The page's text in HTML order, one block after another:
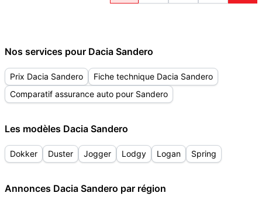
Nos services pour Dacia Sandero
Prix Dacia Sandero
Fiche technique Dacia Sandero
Comparatif assurance auto pour Sandero
Les modèles Dacia Sandero
Dokker Duster Jogger Lodgy Logan Spring
Annonces Dacia Sandero par région